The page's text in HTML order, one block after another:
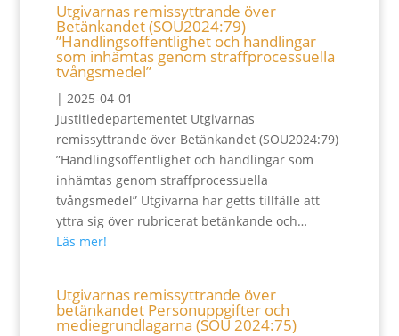
Utgivarnas remissyttrande över
Betänkandet (SOU2024:79)
”Handlingsoffentlighet och handlingar
som inhämtas genom straffprocessuella
tvångsmedel”
| 2025-04-01
Justitiedepartementet Utgivarnas
remissyttrande över Betänkandet (SOU2024:79)
”Handlingsoffentlighet och handlingar som
inhämtas genom straffprocessuella
tvångsmedel” Utgivarna har getts tillfälle att
yttra sig över rubricerat betänkande och…
Läs mer!
Utgivarnas remissyttrande över
betänkandet Personuppgifter och
mediegrundlagarna (SOU 2024:75)